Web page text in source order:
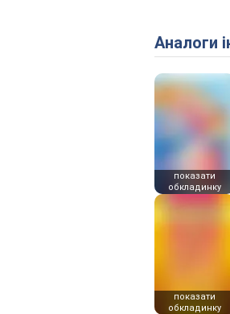
Аналоги
показати
обкладинку
показати
обкладинку